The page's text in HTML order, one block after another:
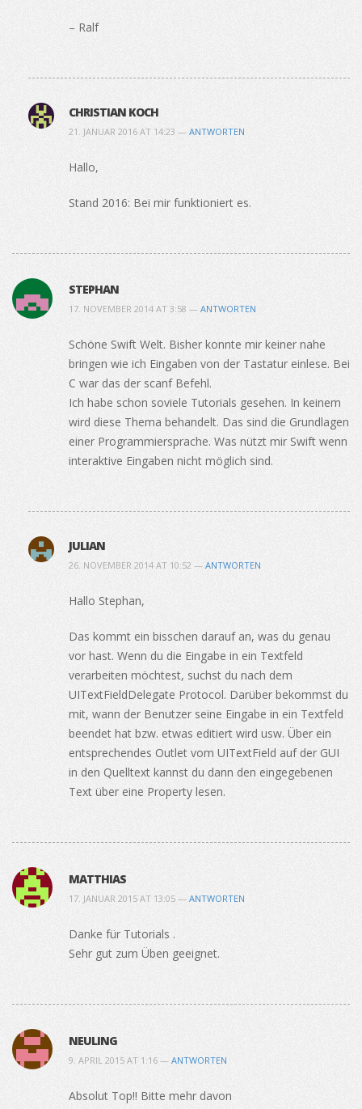
– Ralf
CHRISTIAN KOCH
21. JANUAR 2016 AT 14:23 — ANTWORTEN
Hallo,
Stand 2016: Bei mir funktioniert es.
STEPHAN
17. NOVEMBER 2014 AT 3:58 — ANTWORTEN
Schöne Swift Welt. Bisher konnte mir keiner nahe
bringen wie ich Eingaben von der Tastatur einlese. Bei
C war das der scanf Befehl.
Ich habe schon soviele Tutorials gesehen. In keinem
wird diese Thema behandelt. Das sind die Grundlagen
einer Programmiersprache. Was nützt mir Swift wenn
interaktive Eingaben nicht möglich sind.
JULIAN
26. NOVEMBER 2014 AT 10:52 — ANTWORTEN
Hallo Stephan,
Das kommt ein bisschen darauf an, was du genau
vor hast. Wenn du die Eingabe in ein Textfeld
verarbeiten möchtest, suchst du nach dem
UITextFieldDelegate Protocol. Darüber bekommst du
mit, wann der Benutzer seine Eingabe in ein Textfeld
beendet hat bzw. etwas editiert wird usw. Über ein
entsprechendes Outlet vom UITextField auf der GUI
in den Quelltext kannst du dann den eingegebenen
Text über eine Property lesen.
MATTHIAS
17. JANUAR 2015 AT 13:05 — ANTWORTEN
Danke für Tutorials .
Sehr gut zum Üben geeignet.
NEULING
9. APRIL 2015 AT 1:16 — ANTWORTEN
Absolut Top!! Bitte mehr davon